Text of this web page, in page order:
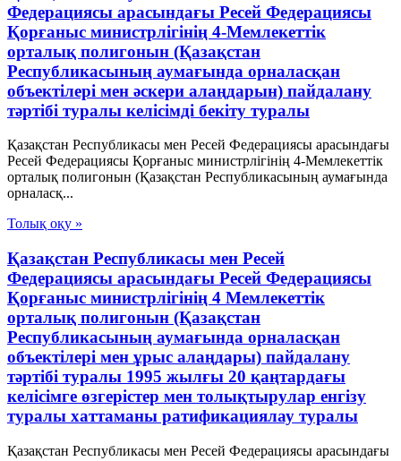
Федерациясы арасындағы Ресей Федерациясы
Қорғаныс министрлігінің 4-Мемлекеттік
орталық полигонын (Қазақстан
Республикасының аумағында орналасқан
объектілері мен әскери алаңдарын) пайдалану
тәртібі туралы келісімді бекіту туралы
Қазақстан Республикасы мен Ресей Федерациясы арасындағы
Ресей Федерациясы Қорғаныс министрлігінің 4-Мемлекеттік
орталық полигонын (Қазақстан Республикасының аумағында
орналасқ...
Толық оқу »
Қазақстан Республикасы мен Ресей
Федерациясы арасындағы Ресей Федерациясы
Қорғаныс министрлігінің 4 Мемлекеттік
орталық полигонын (Қазақстан
Республикасының аумағында орналасқан
объектілері мен ұрыс алаңдары) пайдалану
тәртібі туралы 1995 жылғы 20 қаңтардағы
келісімге өзгерістер мен толықтырулар енгізу
туралы хаттаманы ратификациялау туралы
Қазақстан Республикасы мен Ресей Федерациясы арасындағы